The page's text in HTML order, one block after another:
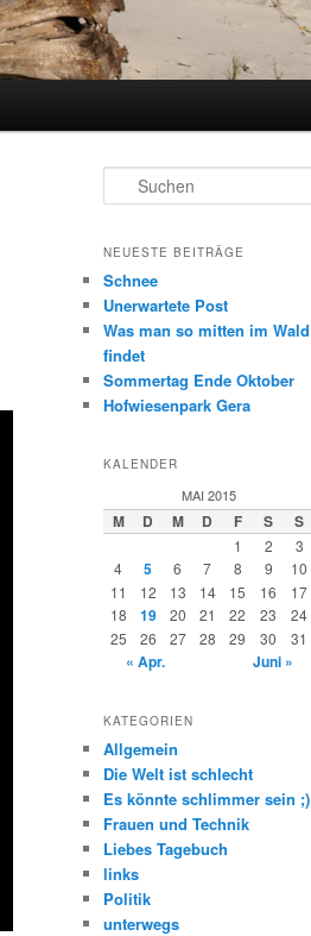
u
h
n
NEUESTE BEITRÄGE
Schnee
Unerwartete Post
Was man so mitten im Wald
findet
Sommertag Ende Oktober
Hofwiesenpark Gera
KALENDER
MAI 2015
M D M D F S S
1 2
3
4
5 6 7 8 9
10
11
12 13 14 15 16
17
18
19 20 21 22 23
24
25
26 27 28 29 30 31
« Apr. Juni »
KATEGORIEN
Allgemein
Die Welt ist schlecht
Es könnte schlimmer sein ;)
Frauen und Technik
Liebes Tagebuch
links
Politik
unterwegs